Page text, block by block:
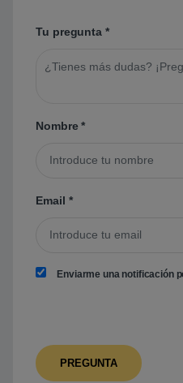
Tu pregunta *
Nombre*
Email *
Enviarme una notificación